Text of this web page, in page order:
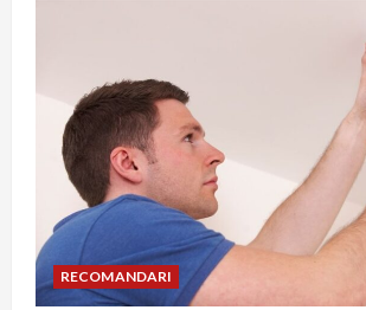
RECOMANDARI